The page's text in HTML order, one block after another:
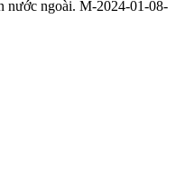
nước ngoài. M-2024-01-08-